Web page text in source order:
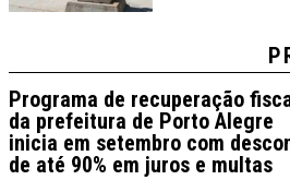
Programa de recuperação
da prefeitura de Porto Alegre
inicia em setembro com
de até 90% em juros e multas